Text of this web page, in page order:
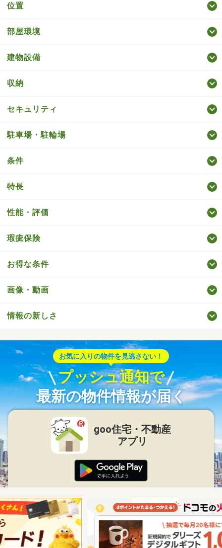
位置
部屋環境
建物設備
収納
セキュリティ
駐車場・駐輪場
条件
特長
性能・評価
瑕疵保険
お得な条件
画像・動画
情報の新しさ
お気に入りの物件を見逃さない！
プッシュ通知で
最新の物件情報が届く
goo住宅・不動産
アプリ